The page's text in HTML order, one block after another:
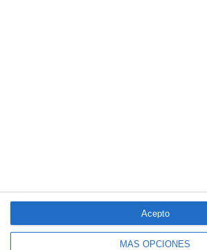
MÁS OPCIONES
Acepto